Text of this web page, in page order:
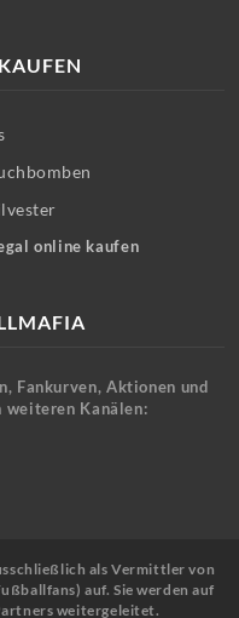
online kaufen
Fankurven, Aktionen und
weiteren Kanälen:
als Vermittler von
auf. Sie werden auf
weitergeleitet.